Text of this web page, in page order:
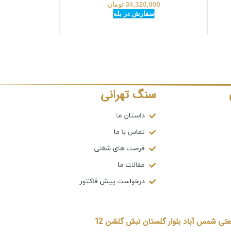
34,320,000 تومان
سفارش در بله
سنگ تهرانی
داستان ما
تماس با ما
فرصت های شغلی
مقالات ما
درخواست پیش فاکتور
شمس آباد بلوار گلستان نبش گلشن 12